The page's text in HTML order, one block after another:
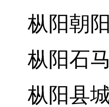
枞阳朝
枞阳石
枞阳县